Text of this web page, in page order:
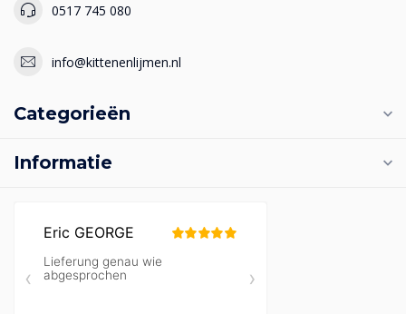
0517 745 080
info@kittenenlijmen.nl
Categorieën
Informatie